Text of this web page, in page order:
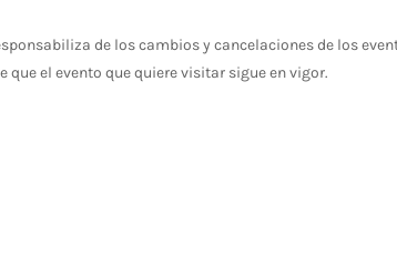
de los cambios y cancelaciones de los
que el evento que quiere visitar sigue en vigor.